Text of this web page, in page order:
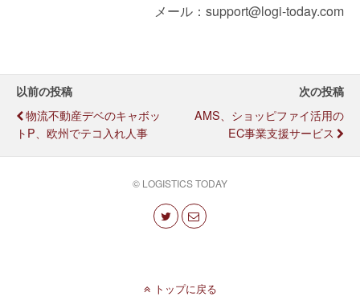
メール：support@logi-today.com
以前の投稿
物流不動産デベのキャボッ
トP、欧州でテコ入れ人事
次の投稿
AMS、ショッピファイ活用の
EC事業支援サービス
© LOGISTICS TODAY
トップに戻る